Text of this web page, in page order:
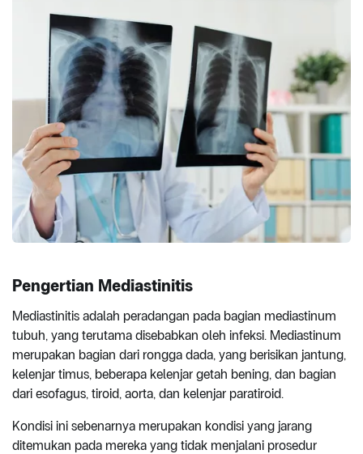
Pengertian Mediastinitis
Mediastinitis adalah peradangan pada bagian mediastinum
tubuh, yang terutama disebabkan oleh infeksi. Mediastinum
merupakan bagian dari rongga dada, yang berisikan jantung,
kelenjar timus, beberapa kelenjar getah bening, dan bagian
dari esofagus, tiroid, aorta, dan kelenjar paratiroid.
Kondisi ini sebenarnya merupakan kondisi yang jarang
ditemukan pada mereka yang tidak menjalani prosedur